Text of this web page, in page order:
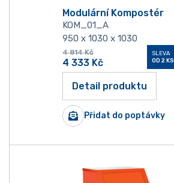
Modulární Kompostér
KOM_01_A
950 x 1030 x 1030
4 814 Kč
4 333 Kč
SLEVA
OD 2 KS
Detail produktu
Přidat do poptávky